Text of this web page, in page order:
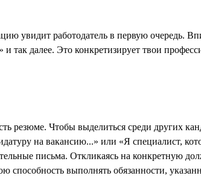
увидит работодатель в первую очередь.
далее. Это конкретизирует твои
резюме. Чтобы выделиться среди других
на вакансию...» или «Я специалист,
письма. Откликаясь на конкретную
способность выполнять обязанности,